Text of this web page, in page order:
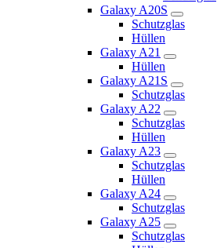
Galaxy A20S
Schutzglas
Hüllen
Galaxy A21
Hüllen
Galaxy A21S
Schutzglas
Galaxy A22
Schutzglas
Hüllen
Galaxy A23
Schutzglas
Hüllen
Galaxy A24
Schutzglas
Galaxy A25
Schutzglas